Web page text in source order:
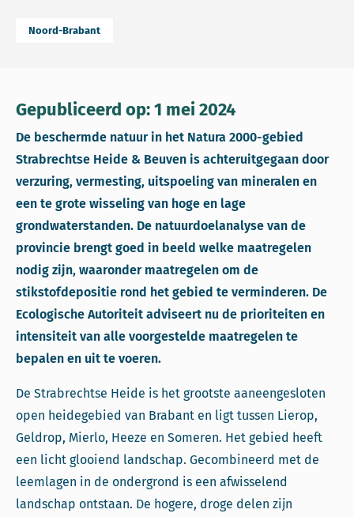
Noord-Brabant
Gepubliceerd op: 1 mei 2024
De beschermde natuur in het Natura 2000-gebied
Strabrechtse Heide & Beuven is achteruitgegaan door
verzuring, vermesting, uitspoeling van mineralen en
een te grote wisseling van hoge en lage
grondwaterstanden. De natuurdoelanalyse van de
provincie brengt goed in beeld welke maatregelen
nodig zijn, waaronder maatregelen om de
stikstofdepositie rond het gebied te verminderen. De
Ecologische Autoriteit adviseert nu de prioriteiten en
intensiteit van alle voorgestelde maatregelen te
bepalen en uit te voeren.
De Strabrechtse Heide is het grootste aaneengesloten
open heidegebied van Brabant en ligt tussen Lierop,
Geldrop, Mierlo, Heeze en Someren. Het gebied heeft
een licht glooiend landschap. Gecombineerd met de
leemlagen in de ondergrond is een afwisselend
landschap ontstaan. De hogere, droge delen zijn